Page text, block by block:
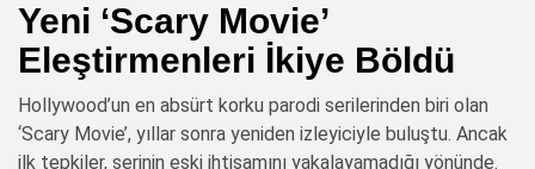
Yeni ‘Scary Movie’
Eleştirmenleri İkiye Böldü
Hollywood’un en absürt korku parodi serilerinden biri olan
‘Scary Movie’, yıllar sonra yeniden izleyiciyle buluştu. Ancak
ilk tepkiler, serinin eski ihtişamını yakalayamadığı yönünde.